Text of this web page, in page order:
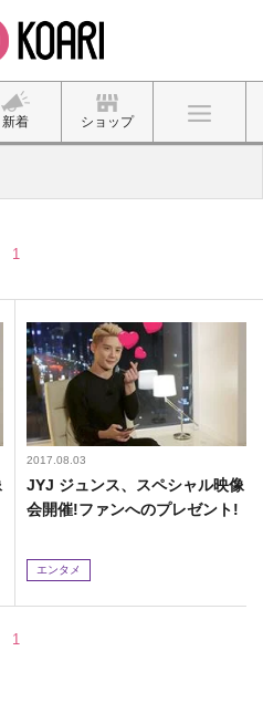
新着 ショップ
1
2017.08.03
JYJ ジュンス、スペシャル映像
会開催!ファンへのプレゼント!
エンタメ
1